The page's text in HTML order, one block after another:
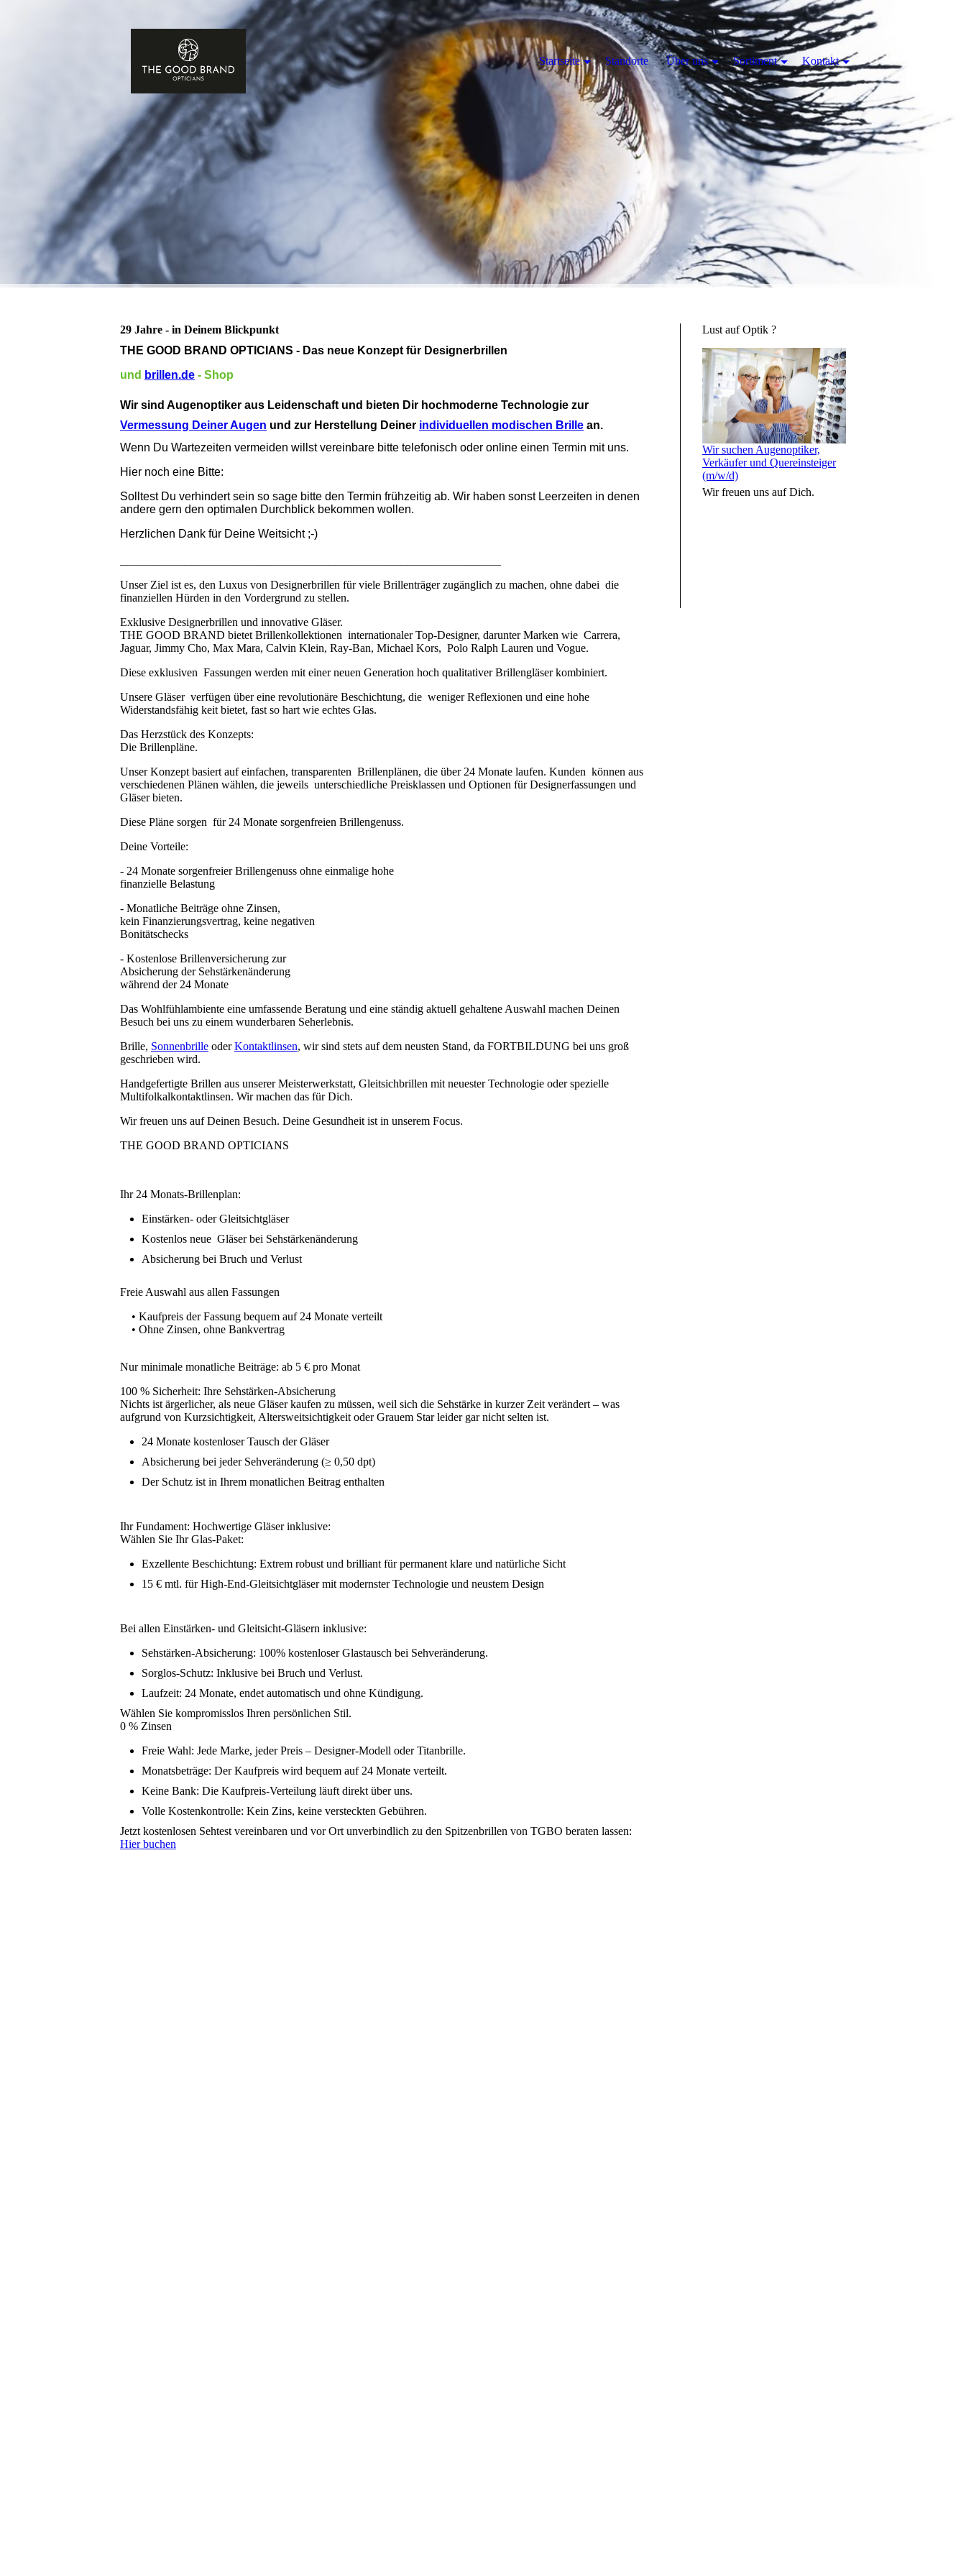
29 Jahre - in Deinem Blickpunkt
THE GOOD BRAND OPTICIANS - Das neue Konzept für Designerbrillen
und brillen.de - Shop
Wir sind Augenoptiker aus Leidenschaft und bieten Dir hochmoderne Technologie zur
Vermessung Deiner Augen und zur Herstellung Deiner individuellen modischen Brille an.
Wenn Du Wartezeiten vermeiden willst vereinbare bitte telefonisch oder online einen Termin mit uns.
Hier noch eine Bitte:
Solltest Du verhindert sein so sage bitte den Termin frühzeitig ab. Wir haben sonst Leerzeiten in denen
andere gern den optimalen Durchblick bekommen wollen.
Herzlichen Dank für Deine Weitsicht ;-)
Unser Ziel ist es, den Luxus von Designerbrillen für viele Brillenträger zugänglich zu machen, ohne dabei die
finanziellen Hürden in den Vordergrund zu stellen.
Exklusive Designerbrillen und innovative Gläser.
THE GOOD BRAND bietet Brillenkollektionen internationaler Top-Designer, darunter Marken wie Carrera,
Jaguar, Jimmy Cho, Max Mara, Calvin Klein, Ray-Ban, Michael Kors, Polo Ralph Lauren und Vogue.
Diese exklusiven Fassungen werden mit einer neuen Generation hoch qualitativer Brillengläser kombiniert.
Unsere Gläser verfügen über eine revolutionäre Beschichtung, die weniger Reflexionen und eine hohe
Widerstandsfähig keit bietet, fast so hart wie echtes Glas.
Das Herzstück des Konzepts:
Die Brillenpläne.
Unser Konzept basiert auf einfachen, transparenten Brillenplänen, die über 24 Monate laufen. Kunden können aus
verschiedenen Plänen wählen, die jeweils unterschiedliche Preisklassen und Optionen für Designerfassungen und
Gläser bieten.
Diese Pläne sorgen für 24 Monate sorgenfreien Brillengenuss.
Deine Vorteile:
- 24 Monate sorgenfreier Brillengenuss ohne einmalige hohe
finanzielle Belastung
- Monatliche Beiträge ohne Zinsen,
kein Finanzierungsvertrag, keine negativen
Bonitätschecks
- Kostenlose Brillenversicherung zur
Absicherung der Sehstärkenänderung
während der 24 Monate
Das Wohlfühlambiente eine umfassende Beratung und eine ständig aktuell gehaltene Auswahl machen Deinen
Besuch bei uns zu einem wunderbaren Seherlebnis.
Brille, Sonnenbrille oderKontaktlinsen, wir sind stets auf dem neusten Stand, da FORTBILDUNG bei uns groß
geschrieben wird.
Handgefertigte Brillen aus unserer Meisterwerkstatt, Gleitsichbrillen mit neuester Technologie oder spezielle
Multifolkalkontaktlinsen. Wir machen das für Dich.
Wir freuen uns auf Deinen Besuch. Deine Gesundheit ist in unserem Focus.
THE GOOD BRAND OPTICIANS
Ihr 24 Monats-Brillenplan:
Einstärken- oder Gleitsichtgläser
Kostenlos neue Gläser bei Sehstärkenänderung
Absicherung bei Bruch und Verlust
Freie Auswahl aus allen Fassungen
• Kaufpreis der Fassung bequem auf 24 Monate verteilt
• Ohne Zinsen, ohne Bankvertrag
Nur minimale monatliche Beiträge: ab 5 € pro Monat
100 % Sicherheit: Ihre Sehstärken-Absicherung
Nichts ist ärgerlicher, als neue Gläser kaufen zu müssen, weil sich die Sehstärke in kurzer Zeit verändert – was
aufgrund von Kurzsichtigkeit, Altersweitsichtigkeit oder Grauem Star leider gar nicht selten ist.
24 Monate kostenloser Tausch der Gläser
Absicherung bei jeder Sehveränderung (≥ 0,50 dpt)
Der Schutz ist in Ihrem monatlichen Beitrag enthalten
Ihr Fundament: Hochwertige Gläser inklusive:
Wählen Sie Ihr Glas-Paket:
Exzellente Beschichtung: Extrem robust und brilliant für permanent klare und natürliche Sicht
15 € mtl. für High-End-Gleitsichtgläser mit modernster Technologie und neustem Design
Bei allen Einstärken- und Gleitsicht-Gläsern inklusive:
Sehstärken-Absicherung: 100% kostenloser Glastausch bei Sehveränderung.
Sorglos-Schutz: Inklusive bei Bruch und Verlust.
Laufzeit: 24 Monate, endet automatisch und ohne Kündigung.
Wählen Sie kompromisslos Ihren persönlichen Stil.
0 % Zinsen
Freie Wahl: Jede Marke, jeder Preis – Designer-Modell oder Titanbrille.
Monatsbeträge: Der Kaufpreis wird bequem auf 24 Monate verteilt.
Keine Bank: Die Kaufpreis-Verteilung läuft direkt über uns.
Volle Kostenkontrolle: Kein Zins, keine versteckten Gebühren.
Jetzt kostenlosen Sehtest vereinbaren und vor Ort unverbindlich zu den Spitzenbrillen von TGBO beraten lassen:
Hier buchen
Lust auf Optik ?
Wir suchen Augenoptiker,
Verkäufer und Quereinsteiger
(m/w/d)
Wir freuen uns auf Dich.
Startseite Standorte Über uns Sortiment Kontakt